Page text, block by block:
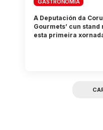
A Deputación da
Gourmets’ cun
esta primeira